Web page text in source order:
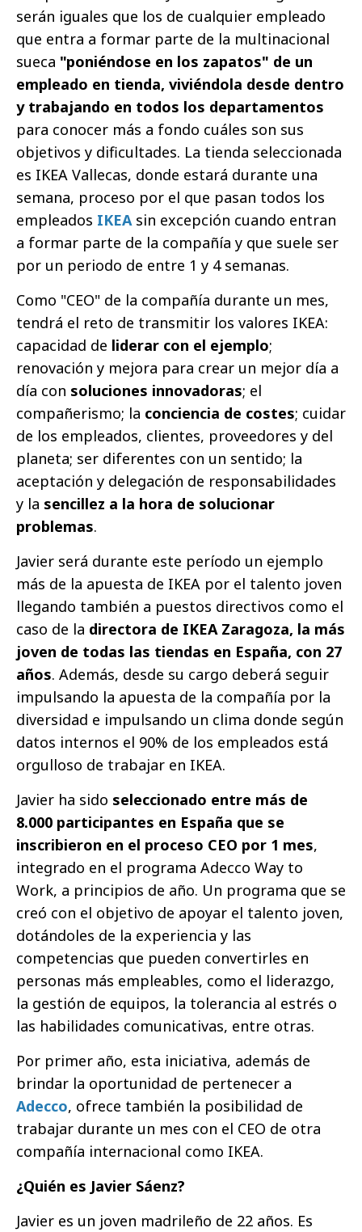
serán iguales que los de cualquier empleado
que entra a formar parte de la multinacional
sueca "poniéndose en los zapatos" de un
empleado en tienda, viviéndola desde dentro
y trabajando en todos los departamentos
para conocer más a fondo cuáles son sus
objetivos y dificultades. La tienda seleccionada
es IKEA Vallecas, donde estará durante una
semana, proceso por el que pasan todos los
empleados IKEA sin excepción cuando entran
a formar parte de la compañía y que suele ser
por un periodo de entre 1 y 4 semanas.
Como "CEO" de la compañía durante un mes,
tendrá el reto de transmitir los valores IKEA:
capacidad de liderar con el ejemplo;
renovación y mejora para crear un mejor día a
día con soluciones innovadoras; el
compañerismo; la conciencia de costes; cuidar
de los empleados, clientes, proveedores y del
planeta; ser diferentes con un sentido; la
aceptación y delegación de responsabilidades
y la sencillez a la hora de solucionar
problemas.
Javier será durante este período un ejemplo
más de la apuesta de IKEA por el talento joven
llegando también a puestos directivos como el
caso de la directora de IKEA Zaragoza, la más
joven de todas las tiendas en España, con 27
años. Además, desde su cargo deberá seguir
impulsando la apuesta de la compañía por la
diversidad e impulsando un clima donde según
datos internos el 90% de los empleados está
orgulloso de trabajar en IKEA.
Javier ha sido seleccionado entre más de
8.000 participantes en España que se
inscribieron en el proceso CEO por 1 mes,
integrado en el programa Adecco Way to
Work, a principios de año. Un programa que se
creó con el objetivo de apoyar el talento joven,
dotándoles de la experiencia y las
competencias que pueden convertirles en
personas más empleables, como el liderazgo,
la gestión de equipos, la tolerancia al estrés o
las habilidades comunicativas, entre otras.
Por primer año, esta iniciativa, además de
brindar la oportunidad de pertenecer a
Adecco, ofrece también la posibilidad de
trabajar durante un mes con el CEO de otra
compañía internacional como IKEA.
¿Quién es Javier Sáenz?
Javier es un joven madrileño de 22 años. Es